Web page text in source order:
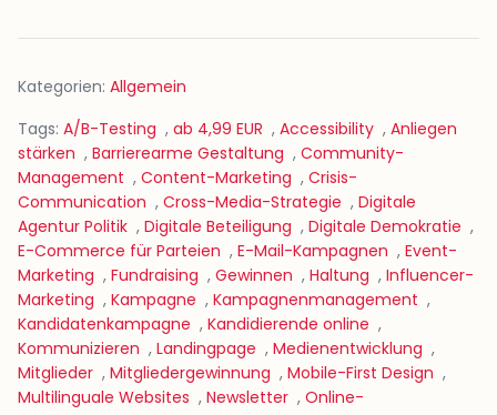
Kategorien: Allgemein
Tags: A/B-Testing , ab 4,99 EUR , Accessibility , Anliegen
stärken , Barrierearme Gestaltung , Community-
Management , Content-Marketing , Crisis-
Communication , Cross-Media-Strategie , Digitale
Agentur Politik , Digitale Beteiligung , Digitale Demokratie ,
E-Commerce für Parteien , E-Mail-Kampagnen , Event-
Marketing , Fundraising , Gewinnen , Haltung , Influencer-
Marketing , Kampagne , Kampagnenmanagement ,
Kandidatenkampagne , Kandidierende online ,
Kommunizieren , Landingpage , Medienentwicklung ,
Mitglieder , Mitgliedergewinnung , Mobile-First Design ,
Multilinguale Websites , Newsletter , Online-